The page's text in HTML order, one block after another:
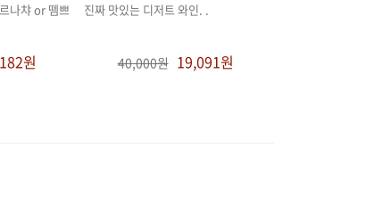
원
진짜 맛있는 디저트 와인. .
40,000원 19,091원